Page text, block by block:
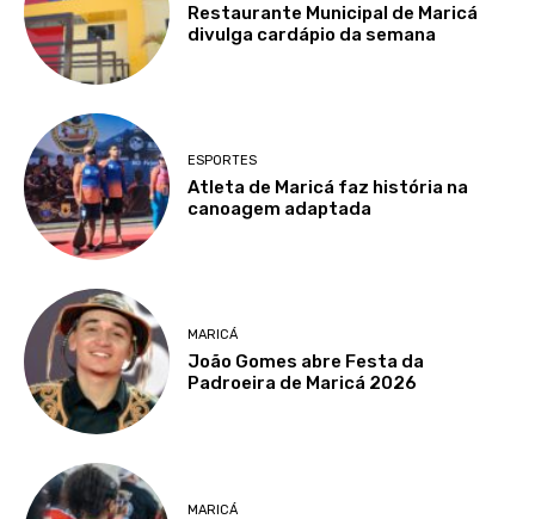
Restaurante Municipal de Maricá
divulga cardápio da semana
ESPORTES
Atleta de Maricá faz história na
canoagem adaptada
MARICÁ
João Gomes abre Festa da
Padroeira de Maricá 2026
MARICÁ